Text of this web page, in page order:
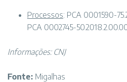
Processos: PCA 0001590-
PCA 0002745-
Informações: CNJ
Fonte: Migalhas